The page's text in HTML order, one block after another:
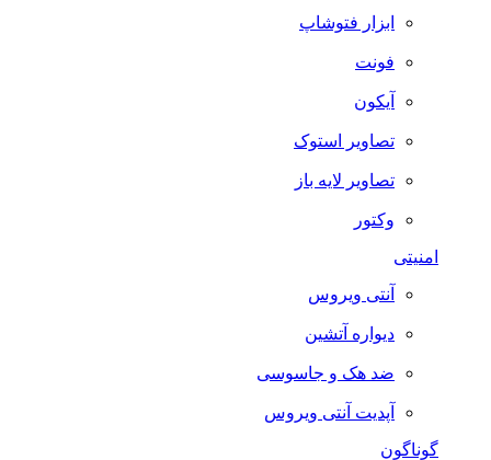
ابزار فتوشاپ
فونت
آیکون
تصاویر استوک
تصاویر لایه باز
وکتور
آنتی ویروس
دیواره آتشین
ضد هک و جاسوسی
آپدیت آنتی ویروس
گوناگون